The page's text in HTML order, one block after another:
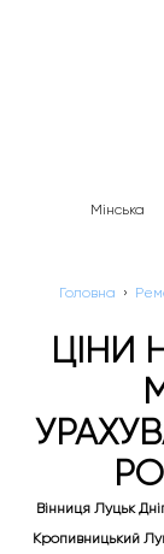
Мінська
Головна ›
ЦІНИ
Вінниця Луцьк
Кропивницький